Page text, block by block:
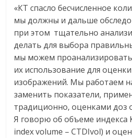
«КТ спасло бесчисленное
мы должны и дальше
при этом тщательно
делать для выбора
мы можем
их использование для
изображений. Мы работаем
заменить показатели,
традиционно, оценками доз
Я говорю об объеме индекса
index volume – CTDIvol) и